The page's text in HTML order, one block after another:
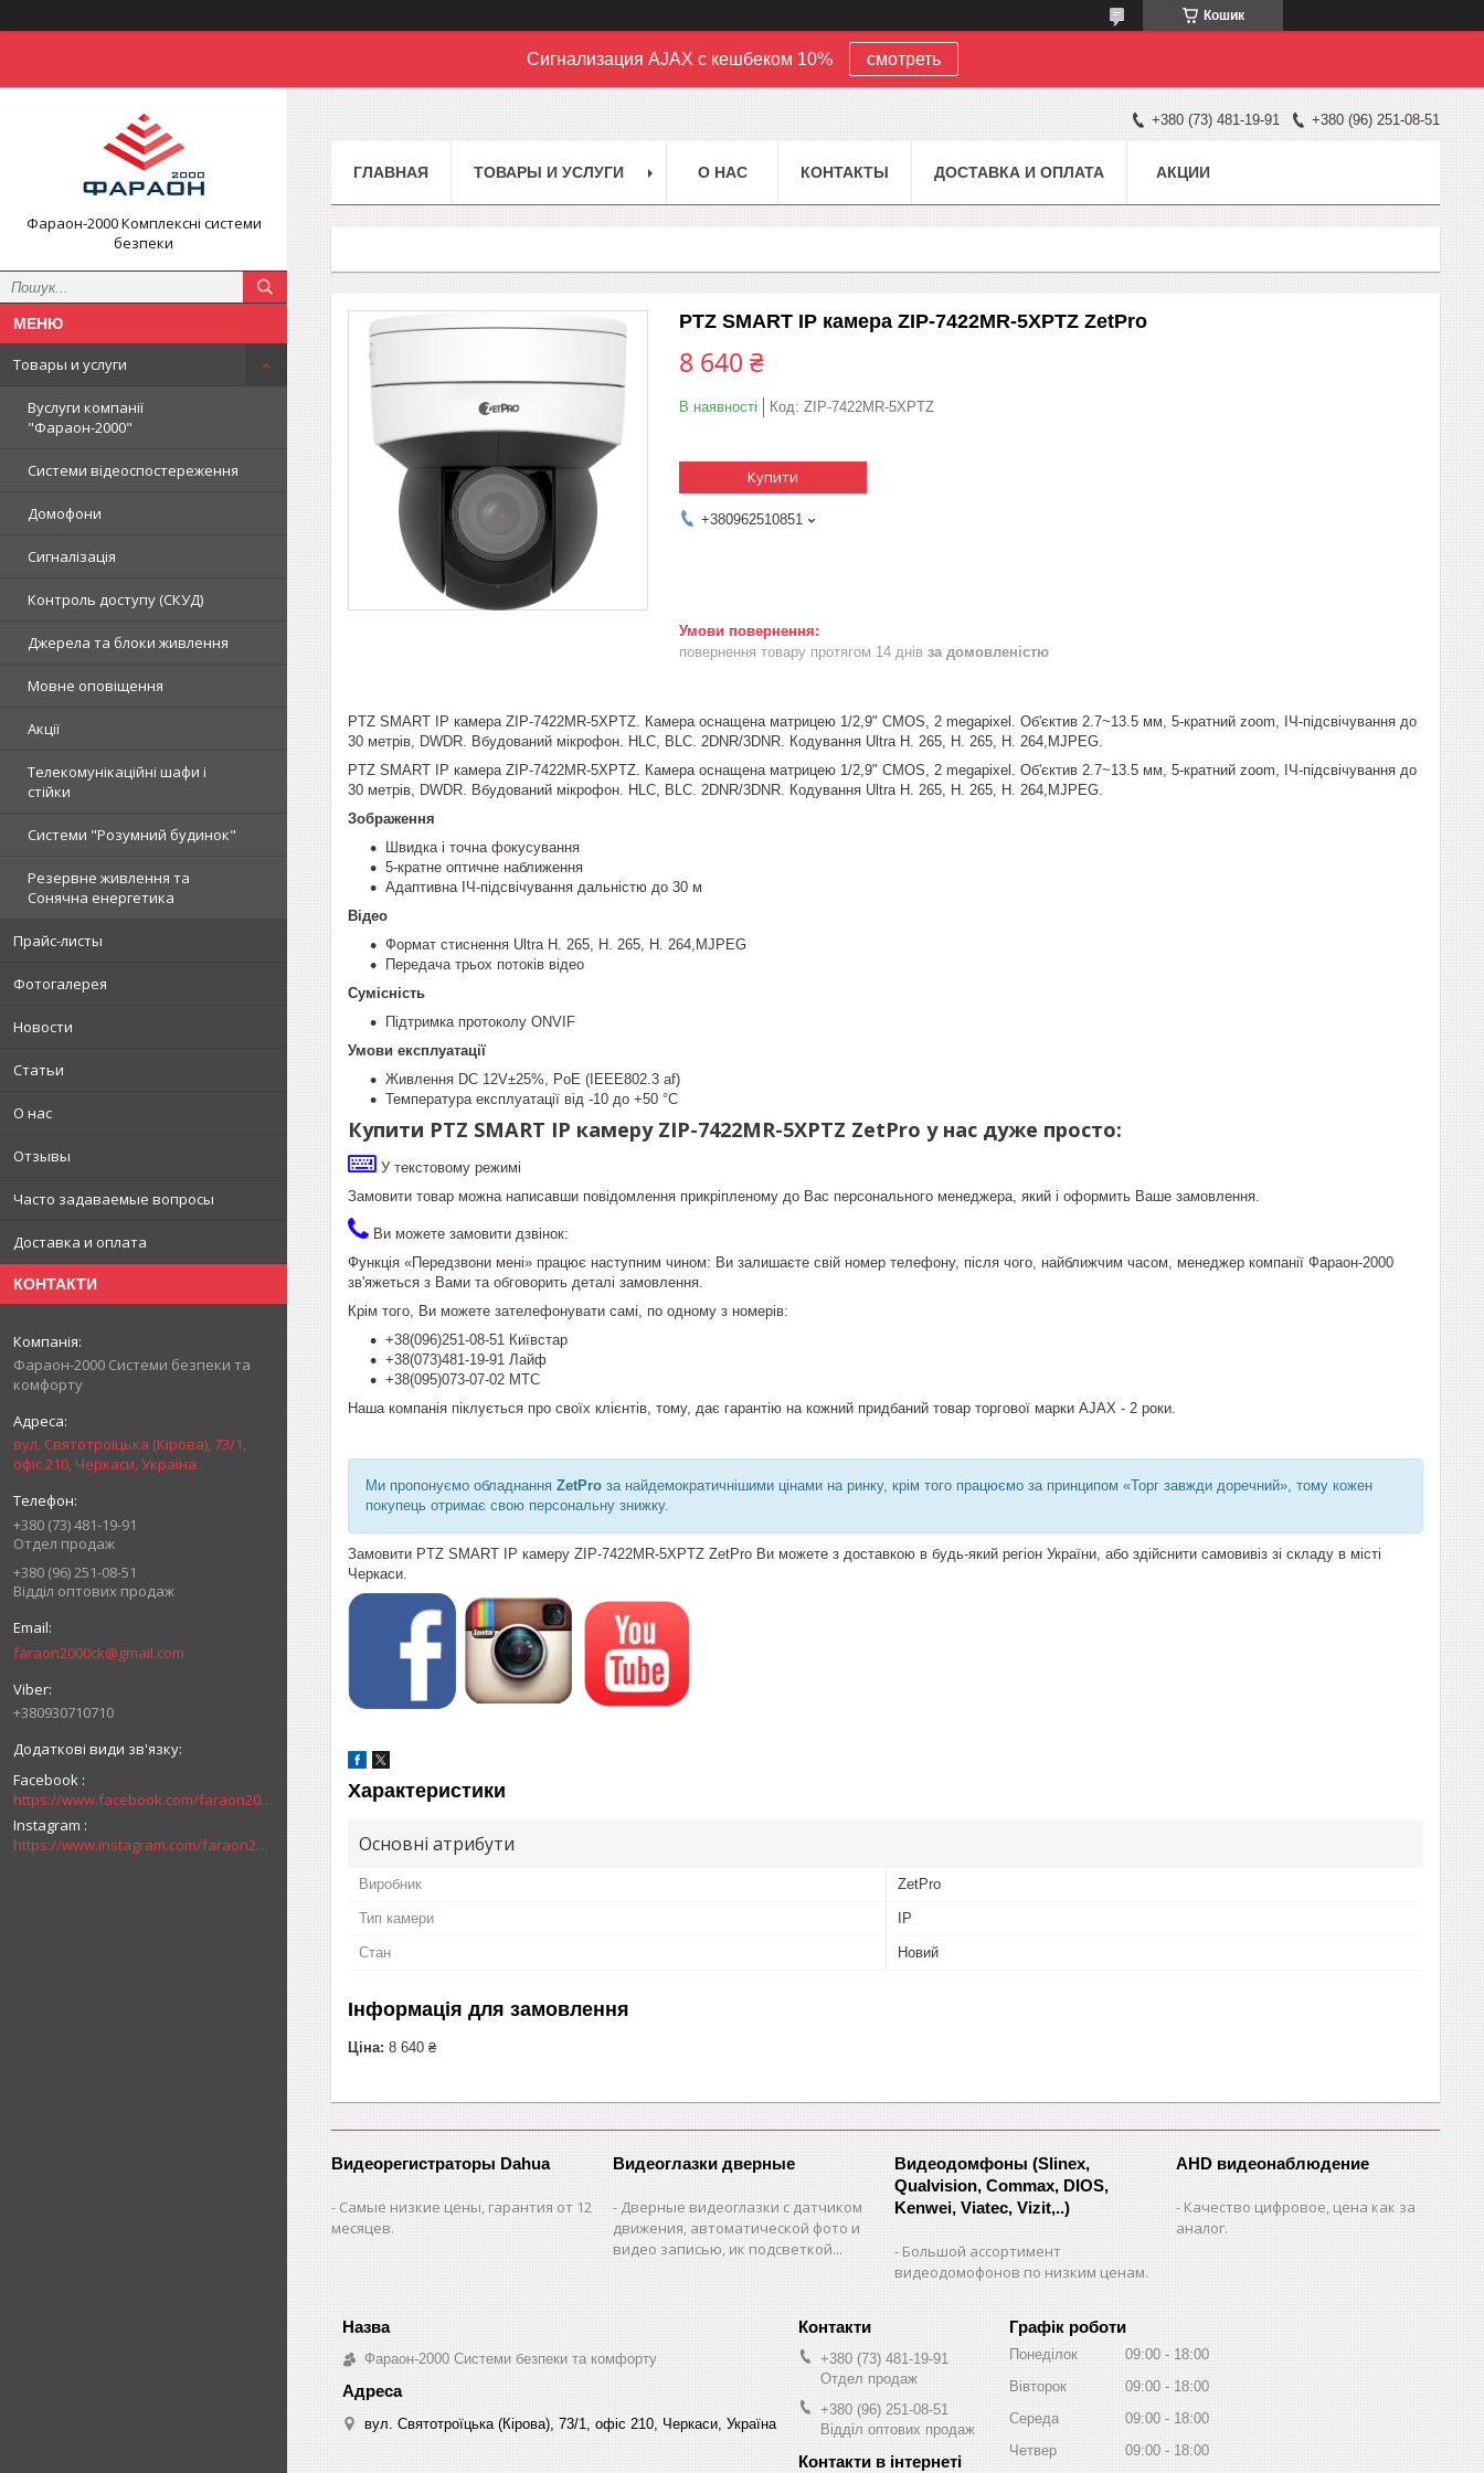
Кошик
Сигнализация AJAX с кешбеком 10% смотреть
Фараон-2000 Комплексні системи
безпеки
Товары и услуги
Вуслуги компанії
"Фараон-2000"
Системи відеоспостереження
Домофони
Сигналізація
Контроль доступу (СКУД)
Джерела та блоки живлення
Мовне оповіщення
Акції
Телекомунікаційні шафи і
стійки
Системи "Розумний будинок"
Резервне живлення та
Сонячна енергетика
Прайс-листы
Фотогалерея
Новости
Статьи
О нас
Отзывы
Часто задаваемые вопросы
Доставка и оплата
КОНТАКТИ
Фараон-2000 Системи безпеки та
комфорту
вул. Святотроїцька (Кірова), 73/1,
офіс 210, Черкаси, Україна
+380 (73) 481-19-91
Отдел продаж
+380 (96) 251-08-51
Відділ оптових продаж
faraon2000ck@gmail.com
+380930710710
Facebook
https://www.facebook.com/faraon2000ck/
Instagram
https://www.instagram.com/faraon2000com/
+380 (73) 481-19-91 +380 (96) 251-08-51
ГЛАВНАЯ ТОВАРЫ И УСЛУГИ О НАС КОНТАКТЫ ДОСТАВКА И ОПЛАТА АКЦИИ
PTZ SMART IP камера ZIP-7422MR-5XPTZ ZetPro
8 640 ₴
В наявності Код: ZIP-7422MR-5XPTZ
Купити
+380962510851
повернення товару протягом 14 днів за домовленістю
PTZ SMART IP камера ZIP-7422MR-5XPTZ. Камера оснащена матрицею 1/2,9" CMOS, 2 megapixel. Об'єктив 2.7~13.5 мм, 5-кратний zoom, ІЧ-підсвічування до
30 метрів, DWDR. Вбудований мікрофон. HLC, BLC. 2DNR/3DNR. Кодування Ultra H. 265, H. 265, H. 264,MJPEG.
PTZ SMART IP камера ZIP-7422MR-5XPTZ. Камера оснащена матрицею 1/2,9" CMOS, 2 megapixel. Об'єктив 2.7~13.5 мм, 5-кратний zoom, ІЧ-підсвічування до
30 метрів, DWDR. Вбудований мікрофон. HLC, BLC. 2DNR/3DNR. Кодування Ultra H. 265, H. 265, H. 264,MJPEG.
Зображення
Швидка і точна фокусування
5-кратне оптичне наближення
Адаптивна ІЧ-підсвічування дальністю до 30 м
Відео
Формат стиснення Ultra H. 265, H. 265, H. 264,MJPEG
Передача трьох потоків відео
Сумісність
Підтримка протоколу ONVIF
Умови експлуатації
Живлення DC 12V±25%, PoE (IEEE802.3 af)
Температура експлуатації від -10 до +50 °C
Купити PTZ SMART IP камеру ZIP-7422MR-5XPTZ ZetPro у нас дуже просто:
У текстовому режимі
Замовити товар можна написавши повідомлення прикріпленому до Вас персонального менеджера, який і оформить Ваше замовлення.
Ви можете замовити дзвінок:
Функція «Передзвони мені» працює наступним чином: Ви залишаєте свій номер телефону, після чого, найближчим часом, менеджер компанії Фараон-2000
зв'яжеться з Вами та обговорить деталі замовлення.
Крім того, Ви можете зателефонувати самі, по одному з номерів:
+38(096)251-08-51 Київстар
+38(073)481-19-91 Лайф
+38(095)073-07-02 МТС
Наша компанія піклується про своїх клієнтів, тому, дає гарантію на кожний придбаний товар торгової марки AJAX - 2 роки.
Ми пропонуємо обладнання ZetPro за найдемократичнішими цінами на ринку, крім того працюємо за принципом «Торг завжди доречний», тому кожен
покупець отримає свою персональну знижку.
Замовити PTZ SMART IP камеру ZIP-7422MR-5XPTZ ZetPro Ви можете з доставкою в будь-який регіон України, або здійснити самовивіз зі складу в місті
Черкаси.
Характеристики
Основні атрибути
Виробник ZetPro
Тип камери IP
Стан Новий
Інформація для замовлення
Ціна: 8 640 ₴
Видеорегистраторы Dahua
Самые низкие цены, гарантия от 12
месяцев.
Видеоглазки дверные
Дверные видеоглазки с датчиком
движения, автоматической фото и
видео записью, ик подсветкой...
Видеодомфоны (Slinex,
Qualvision, Commax, DIOS,
Kenwei, Viatec, Vizit,..)
Большой ассортимент
видеодомофонов по низким ценам.
AHD видеонаблюдение
Качество цифровое, цена как за
аналог.
Фараон-2000 Системи безпеки та комфорту
вул. Святотроїцька (Кірова), 73/1, офіс 210, Черкаси, Україна
+380 (73) 481-19-91
Отдел продаж
+380 (96) 251-08-51
Відділ оптових продаж
Графік роботи
Понеділок 09:00
18:00
Вівторок
09:00
18:00
Середа
09:00
18:00
Четвер
09:00 18:00